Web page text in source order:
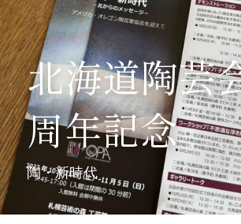
POWERED BY
北海道陶芸
周年記念
陶・新時代